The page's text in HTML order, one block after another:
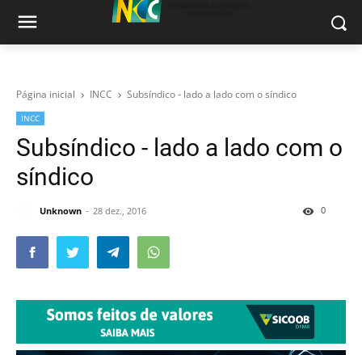
Página inicial INCC Subsíndico - lado a lado com o síndico
INCC
Subsíndico - lado a lado com o
síndico
Unknown 28 dez., 2016 0